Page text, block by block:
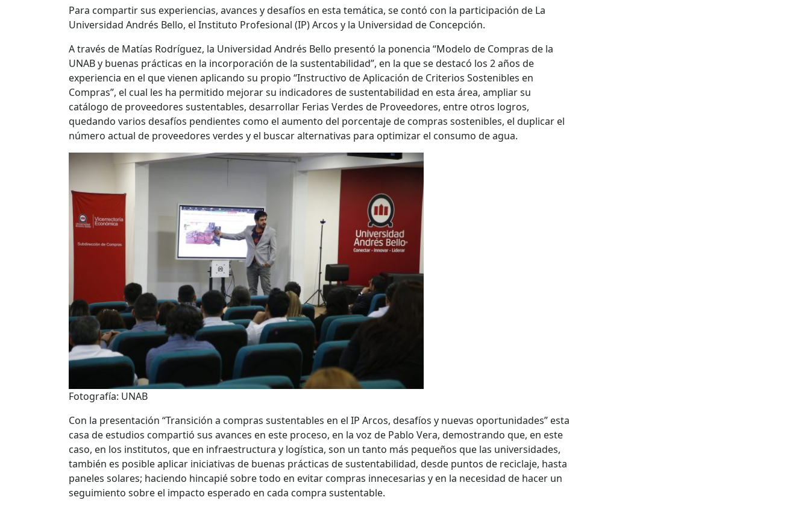
Para compartir sus experiencias, avances y desafíos en esta temática, se contó con la participación de La
Universidad Andrés Bello, el Instituto Profesional (IP) Arcos y la Universidad de Concepción.
A través de Matías Rodríguez, la Universidad Andrés Bello presentó la ponencia “Modelo de Compras de la
UNAB y buenas prácticas en la incorporación de la sustentabilidad”, en la que se destacó los 2 años de
experiencia en el que vienen aplicando su propio “Instructivo de Aplicación de Criterios Sostenibles en
Compras”, el cual les ha permitido mejorar su indicadores de sustentabilidad en esta área, ampliar su
catálogo de proveedores sustentables, desarrollar Ferias Verdes de Proveedores, entre otros logros,
quedando varios desafíos pendientes como el aumento del porcentaje de compras sostenibles, el duplicar el
número actual de proveedores verdes y el buscar alternativas para optimizar el consumo de agua.
Fotografía: UNAB
Con la presentación “Transición a compras sustentables en el IP Arcos, desafíos y nuevas oportunidades” esta
casa de estudios compartió sus avances en este proceso, en la voz de Pablo Vera, demostrando que, en este
caso, en los institutos, que en infraestructura y logística, son un tanto más pequeños que las universidades,
también es posible aplicar iniciativas de buenas prácticas de sustentabilidad, desde puntos de reciclaje, hasta
paneles solares; haciendo hincapié sobre todo en evitar compras innecesarias y en la necesidad de hacer un
seguimiento sobre el impacto esperado en cada compra sustentable.